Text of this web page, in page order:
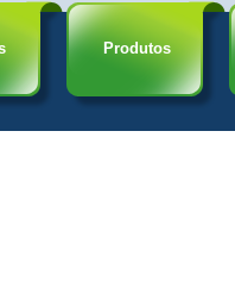
Produtos